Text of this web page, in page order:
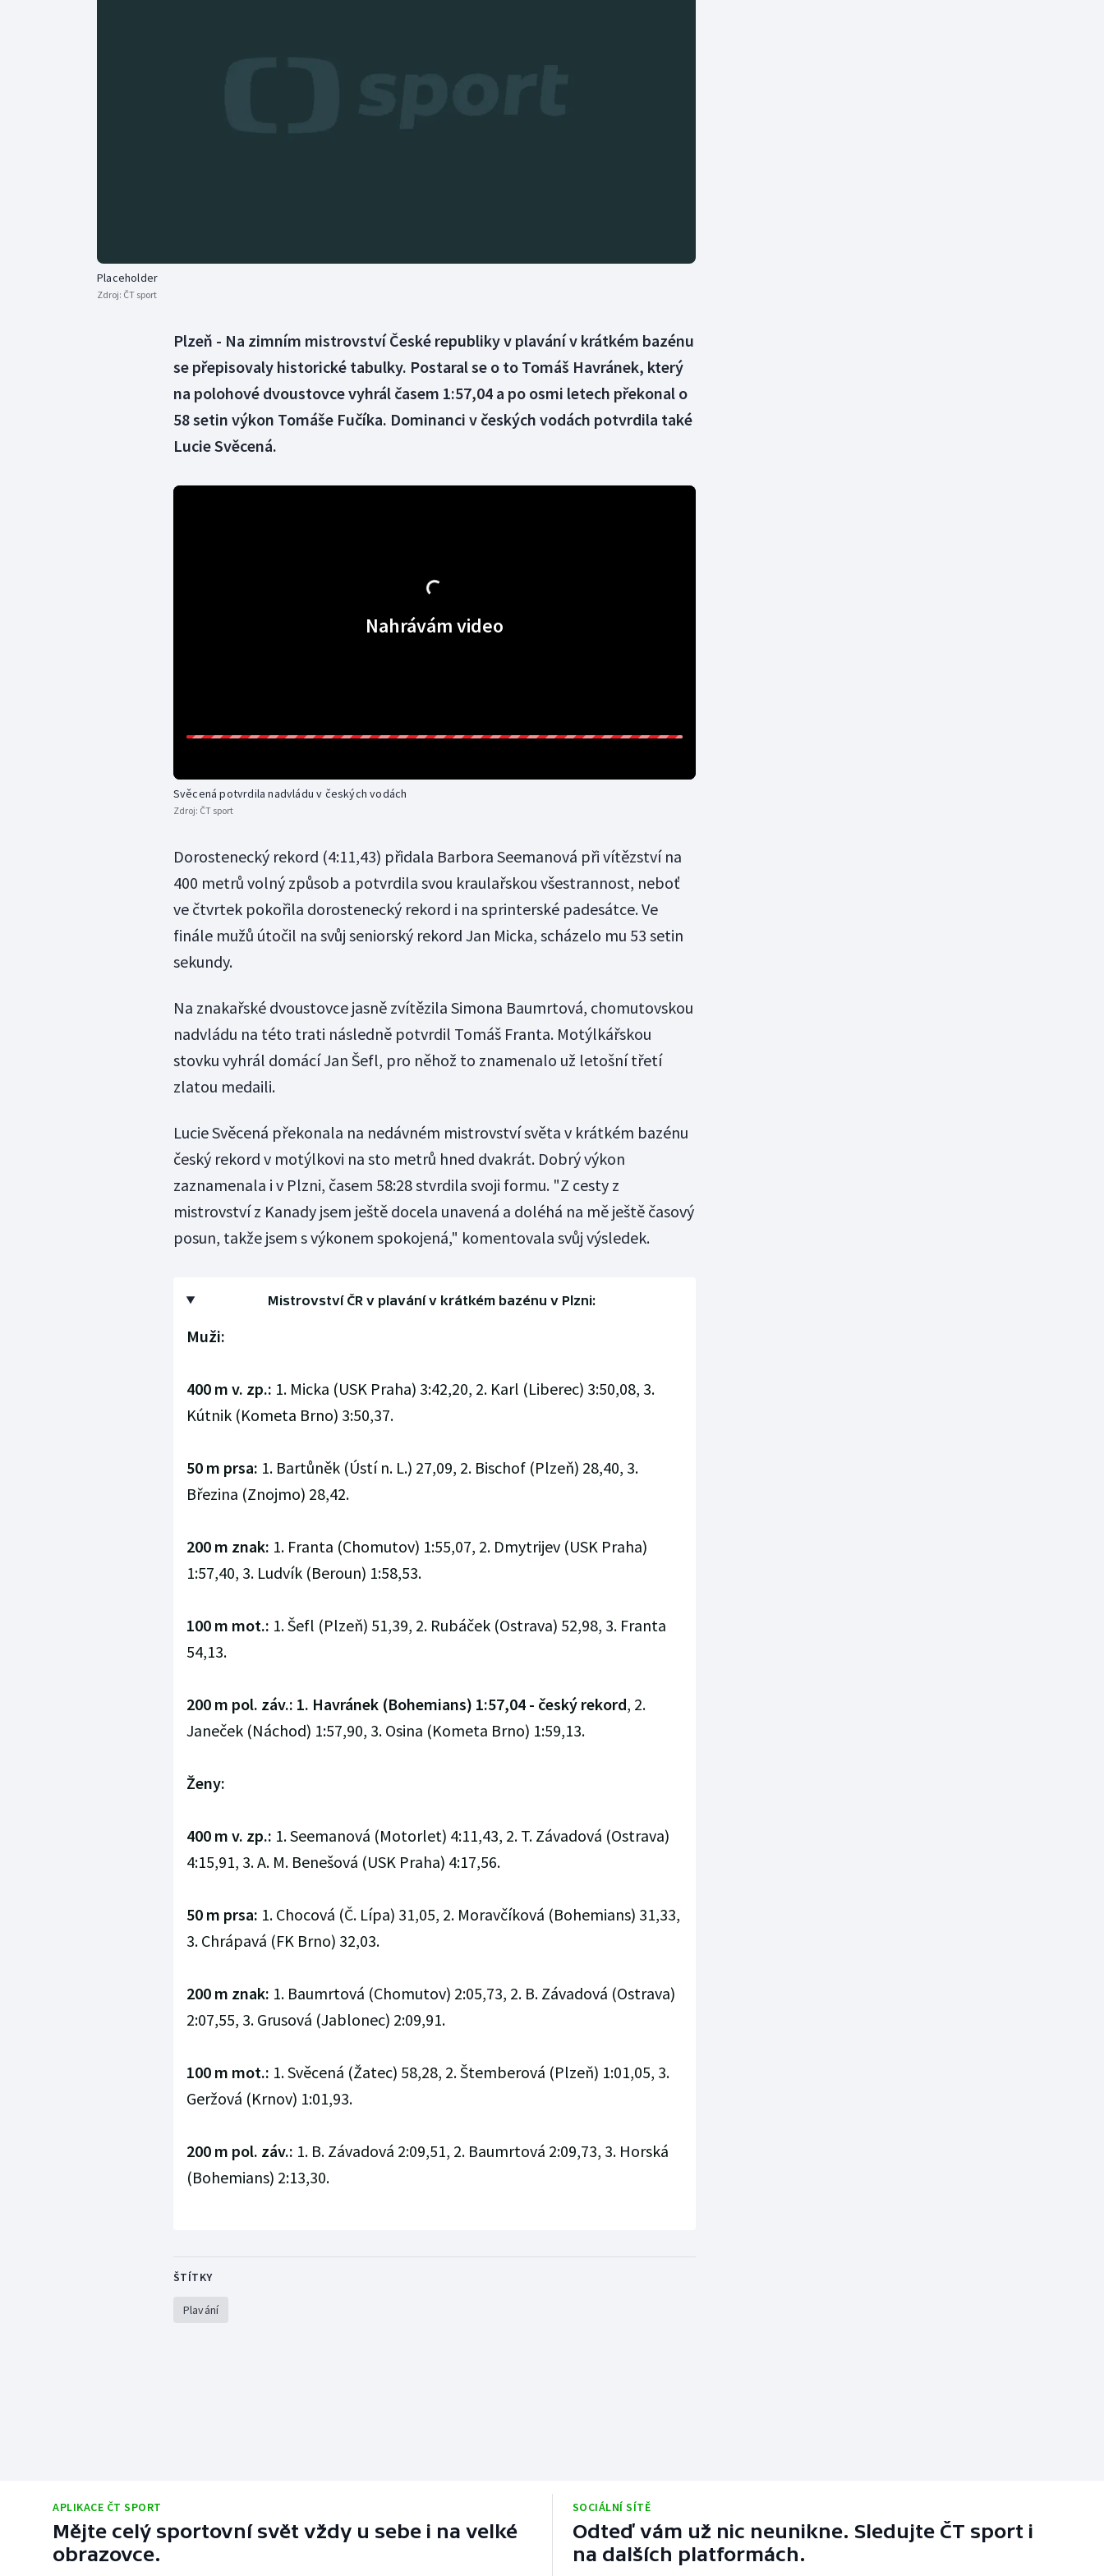
Placeholder
Zdroj: ČT sport
Plzeň - Na zimním mistrovství České republiky v plavání v krátkém bazénu
se přepisovaly historické tabulky. Postaral se o to Tomáš Havránek, který
na polohové dvoustovce vyhrál časem 1:57,04 a po osmi letech překonal o
58 setin výkon Tomáše Fučíka. Dominanci v českých vodách potvrdila také
Lucie Svěcená.
Nahrávám video
Svěcená potvrdila nadvládu v českých vodách
Zdroj: ČT sport
Dorostenecký rekord (4:11,43) přidala Barbora Seemanová při vítězství na
400 metrů volný způsob a potvrdila svou kraulařskou všestrannost, neboť
ve čtvrtek pokořila dorostenecký rekord i na sprinterské padesátce. Ve
finále mužů útočil na svůj seniorský rekord Jan Micka, scházelo mu 53 setin
sekundy.
Na znakařské dvoustovce jasně zvítězila Simona Baumrtová, chomutovskou
nadvládu na této trati následně potvrdil Tomáš Franta. Motýlkářskou
stovku vyhrál domácí Jan Šefl, pro něhož to znamenalo už letošní třetí
zlatou medaili.
Lucie Svěcená překonala na nedávném mistrovství světa v krátkém bazénu
český rekord v motýlkovi na sto metrů hned dvakrát. Dobrý výkon
zaznamenala i v Plzni, časem 58:28 stvrdila svoji formu. "Z cesty z
mistrovství z Kanady jsem ještě docela unavená a doléhá na mě ještě časový
posun, takže jsem s výkonem spokojená," komentovala svůj výsledek.
Mistrovství ČR v plavání v krátkém bazénu v Plzni:
Muži:
400 m v. zp.: 1. Micka (USK Praha) 3:42,20, 2. Karl (Liberec) 3:50,08, 3.
Kútnik (Kometa Brno) 3:50,37.
50 m prsa: 1. Bartůněk (Ústí n. L.) 27,09, 2. Bischof (Plzeň) 28,40, 3.
Březina (Znojmo) 28,42.
200 m znak: 1. Franta (Chomutov) 1:55,07, 2. Dmytrijev (USK Praha)
1:57,40, 3. Ludvík (Beroun) 1:58,53.
100 m mot.: 1. Šefl (Plzeň) 51,39, 2. Rubáček (Ostrava) 52,98, 3. Franta
54,13.
200 m pol. záv.: 1. Havránek (Bohemians) 1:57,04 - český rekord, 2.
Janeček (Náchod) 1:57,90, 3. Osina (Kometa Brno) 1:59,13.
Ženy:
400 m v. zp.: 1. Seemanová (Motorlet) 4:11,43, 2. T. Závadová (Ostrava)
4:15,91, 3. A. M. Benešová (USK Praha) 4:17,56.
50 m prsa: 1. Chocová (Č. Lípa) 31,05, 2. Moravčíková (Bohemians) 31,33,
3. Chrápavá (FK Brno) 32,03.
200 m znak: 1. Baumrtová (Chomutov) 2:05,73, 2. B. Závadová (Ostrava)
2:07,55, 3. Grusová (Jablonec) 2:09,91.
100 m mot.: 1. Svěcená (Žatec) 58,28, 2. Štemberová (Plzeň) 1:01,05, 3.
Geržová (Krnov) 1:01,93.
200 m pol. záv.: 1. B. Závadová 2:09,51, 2. Baumrtová 2:09,73, 3. Horská
(Bohemians) 2:13,30.
ŠTÍTKY
Plavání
APLIKACE ČT SPORT
Mějte celý sportovní svět vždy u sebe i na velké
obrazovce.
SOCIÁLNÍ SÍTĚ
Odteď vám už nic neunikne. Sledujte ČT sport i
na dalších platformách.